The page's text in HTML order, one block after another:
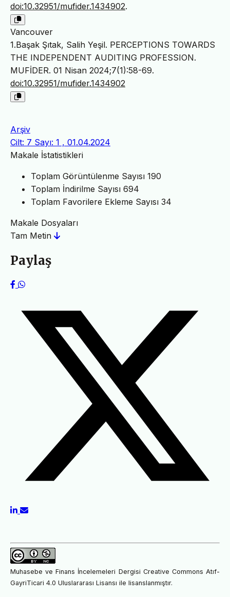
doi:10.32951/mufider.1434902.
Vancouver
1.Başak Şıtak, Salih Yeşil. PERCEPTIONS TOWARDS
THE INDEPENDENT AUDITING PROFESSION.
MUFİDER. 01 Nisan 2024;7(1):58-69.
doi:10.32951/mufider.1434902
Arşiv
Cilt: 7 Sayı: 1 , 01.04.2024
Makale İstatistikleri
Toplam Görüntülenme Sayısı 190
Toplam İndirilme Sayısı 694
Toplam Favorilere Ekleme Sayısı 34
Makale Dosyaları
Tam Metin
Paylaş
Muhasebe ve Finans İncelemeleri Dergisi Creative Commons Atıf-
GayriTicari 4.0 Uluslararası Lisansı ile lisanslanmıştır.